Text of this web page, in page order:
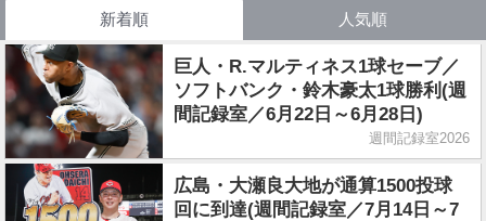
新着順 人気順
巨人・R.マルティネス1球セーブ／
ソフトバンク・鈴木豪太1球勝利(週
間記録室／6月22日～6月28日)
週間記録室2026
広島・大瀬良大地が通算1500投球
回に到達(週間記録室／7月14日～7